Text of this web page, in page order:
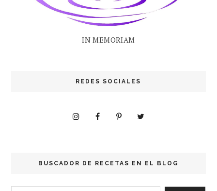
IN MEMORIAM
REDES SOCIALES
BUSCADOR DE RECETAS EN EL BLOG